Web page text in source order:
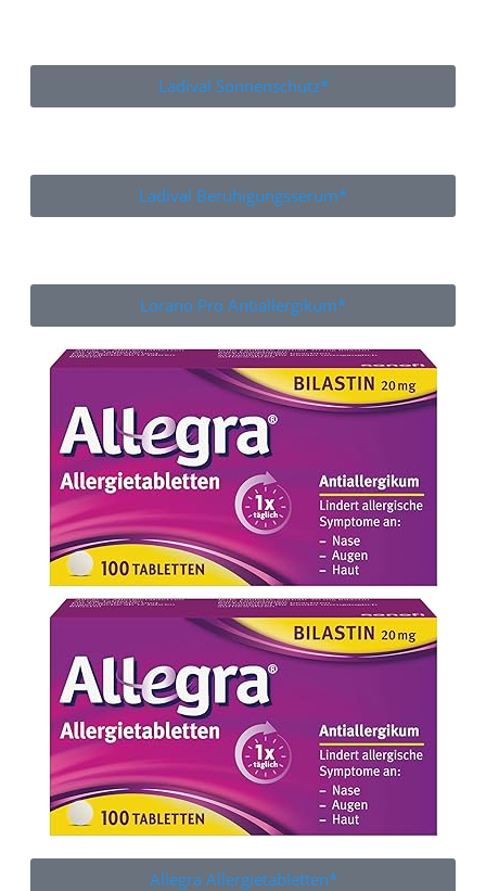
Ladival Sonnenschutz*
Ladival Beruhigungsserum*
Lorano Pro Antiallergikum*
Allegra Allergietabletten*